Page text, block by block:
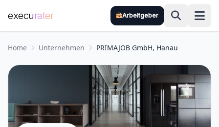
execurater Arbeitgeber
Home Unternehmen PRIMAJOB GmbH, Hanau